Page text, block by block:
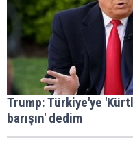
Trump: Türkiye'ye
barışın' dedim